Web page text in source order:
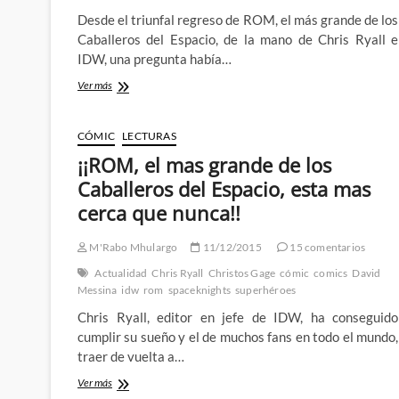
Desde el triunfal regreso de ROM, el más grande de los
Caballeros del Espacio, de la mano de Chris Ryall e
IDW, una pregunta había…
Ver másROM
–
IDW
presenta
nuevo
(y
decepcionante)
del
más
de
los
Caballeros
Espacio
CÓMIC LECTURAS
¡¡ROM, el mas grande de los
Caballeros del Espacio, esta mas
cerca que nunca!!
M'Rabo Mhulargo 11/12/2015
15 comentarios
Actualidad Chris Ryall Christos Gage cómic comics David
Messina idw rom spaceknights superhéroes
Chris Ryall, editor en jefe de IDW, ha conseguido
cumplir su sueño y el de muchos fans en todo el mundo,
traer de vuelta a…
Ver más¡¡ROM,